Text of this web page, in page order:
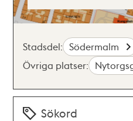
Stadsdel: Södermalm
Övriga platser:
Sökord